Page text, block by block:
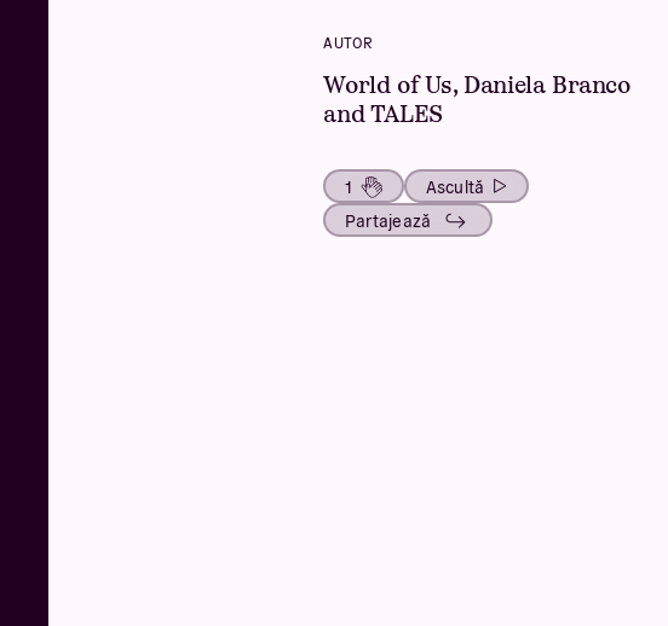
AUTOR
World of Us, Daniela Branco
and TALES
1
Ascultă
Partajează